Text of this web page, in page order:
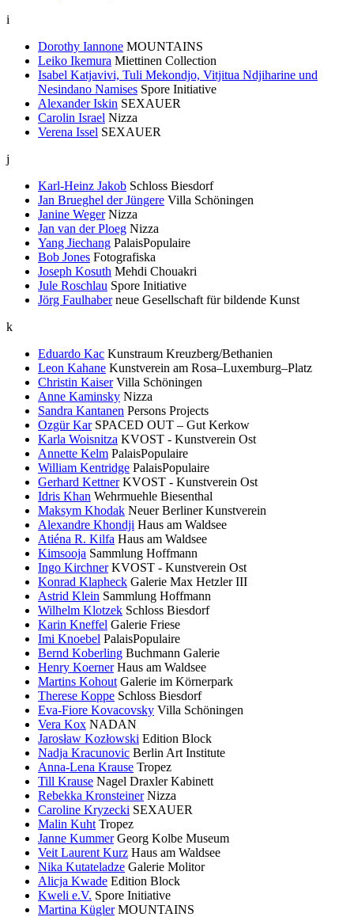
i
Dorothy Iannone MOUNTAINS
Leiko Ikemura Miettinen Collection
Isabel Katjavivi, Tuli Mekondjo, Vitjitua Ndjiharine und
Nesindano Namises Spore Initiative
Alexander Iskin SEXAUER
Carolin Israel Nizza
Verena Issel SEXAUER
j
Karl-Heinz Jakob Schloss Biesdorf
Jan Brueghel der Jüngere Villa Schöningen
Janine Weger Nizza
Jan van der Ploeg Nizza
Yang Jiechang PalaisPopulaire
Bob Jones Fotografiska
Joseph Kosuth Mehdi Chouakri
Jule Roschlau Spore Initiative
Jörg Faulhaber neue Gesellschaft für bildende Kunst
k
Eduardo Kac Kunstraum Kreuzberg/Bethanien
Leon Kahane Kunstverein am Rosa–Luxemburg–Platz
Christin Kaiser Villa Schöningen
Anne Kaminsky Nizza
Sandra Kantanen Persons Projects
Ozgür Kar SPACED OUT – Gut Kerkow
Karla Woisnitza KVOST - Kunstverein Ost
Annette Kelm PalaisPopulaire
William Kentridge PalaisPopulaire
Gerhard Kettner KVOST - Kunstverein Ost
Idris Khan Wehrmuehle Biesenthal
Maksym Khodak Neuer Berliner Kunstverein
Alexandre Khondji Haus am Waldsee
Atiéna R. Kilfa Haus am Waldsee
Kimsooja Sammlung Hoffmann
Ingo Kirchner KVOST - Kunstverein Ost
Konrad Klapheck Galerie Max Hetzler III
Astrid Klein Sammlung Hoffmann
Wilhelm Klotzek Schloss Biesdorf
Karin Kneffel Galerie Friese
Imi Knoebel PalaisPopulaire
Bernd Koberling Buchmann Galerie
Henry Koerner Haus am Waldsee
Martins Kohout Galerie im Körnerpark
Therese Koppe Schloss Biesdorf
Eva-Fiore Kovacovsky Villa Schöningen
Vera Kox NADAN
Jarosław Kozłowski Edition Block
Nadja Kracunovic Berlin Art Institute
Anna-Lena Krause Tropez
Till Krause Nagel Draxler Kabinett
Rebekka Kronsteiner Nizza
Caroline Kryzecki SEXAUER
Malin Kuht Tropez
Janne Kummer Georg Kolbe Museum
Veit Laurent Kurz Haus am Waldsee
Nika Kutateladze Galerie Molitor
Alicja Kwade Edition Block
Kweli e.V. Spore Initiative
Martina Kügler MOUNTAINS